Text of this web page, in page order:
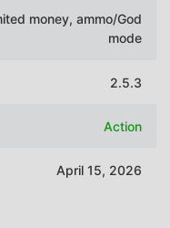
money, ammo/God
mode
2.5.3
Action
April 15, 2026